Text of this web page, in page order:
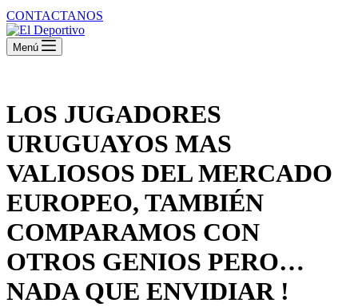
CONTACTANOS
Menú
LOS JUGADORES
URUGUAYOS MAS
VALIOSOS DEL MERCADO
EUROPEO, TAMBIÉN
COMPARAMOS CON
OTROS GENIOS PERO…
NADA QUE ENVIDIAR !